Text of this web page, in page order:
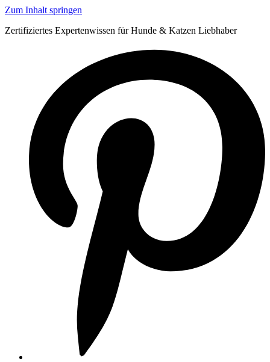
Zum Inhalt springen
Zertifiziertes Expertenwissen für Hunde & Katzen Liebhaber